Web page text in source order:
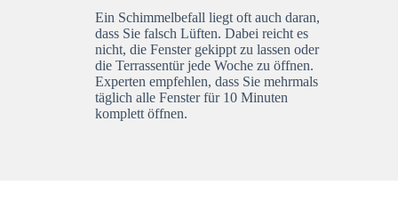
Ein Schimmelbefall liegt oft auch daran,
dass Sie falsch Lüften. Dabei reicht es
nicht, die Fenster gekippt zu lassen oder
die Terrassentür jede Woche zu öffnen.
Experten empfehlen, dass Sie mehrmals
täglich alle Fenster für 10 Minuten
komplett öffnen.